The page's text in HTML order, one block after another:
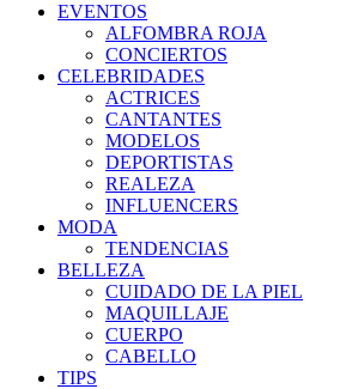
EVENTOS
ALFOMBRA ROJA
CONCIERTOS
CELEBRIDADES
ACTRICES
CANTANTES
MODELOS
DEPORTISTAS
REALEZA
INFLUENCERS
MODA
TENDENCIAS
BELLEZA
CUIDADO DE LA PIEL
MAQUILLAJE
CUERPO
CABELLO
TIPS